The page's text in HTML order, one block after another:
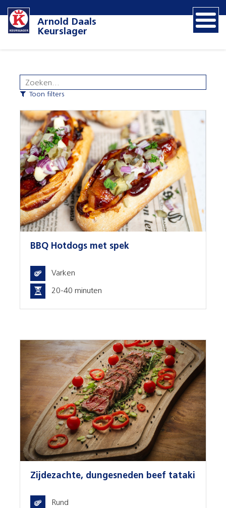
Arnold Daals
Keurslager
Toon filters
BBQ Hotdogs met spek
Varken
20-40 minuten
Zijdezachte, dungesneden beef tataki
Rund